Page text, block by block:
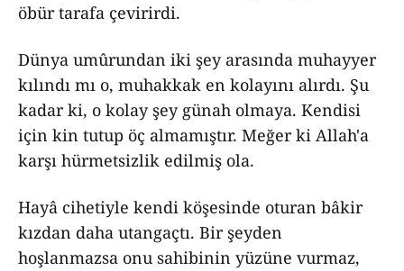
öbür tarafa çevirirdi.
Dünya umûrundan iki şey arasında muhayyer
kılındı mı o, muhakkak en kolayını alırdı. Şu
kadar ki, o kolay şey günah olmaya. Kendisi
için kin tutup öç almamıştır. Meğer ki Allah'a
karşı hürmetsizlik edilmiş ola.
Hayâ cihetiyle kendi köşesinde oturan bâkir
kızdan daha utangaçtı. Bir şeyden
hoşlanmazsa onu sahibinin yüzüne vurmaz,